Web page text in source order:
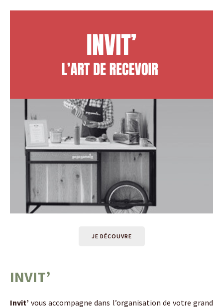
JE DÉCOUVRE
INVIT’
Invit’ vous accompagne dans l’organisation de votre grand